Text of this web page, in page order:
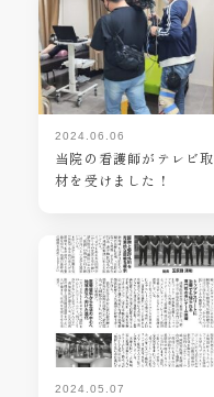
2024.06.06
当院の看護師がテレビ取
材を受けました！
2024.05.07